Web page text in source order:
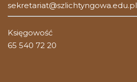
sekretariat@szlichtyngowa.edu.pl
Księgowość
65 540 72 20